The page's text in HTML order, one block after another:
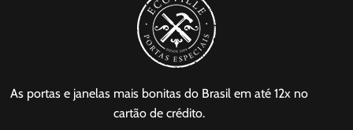
As portas e janelas mais bonitas do Brasil em até 12x no
cartão de crédito.